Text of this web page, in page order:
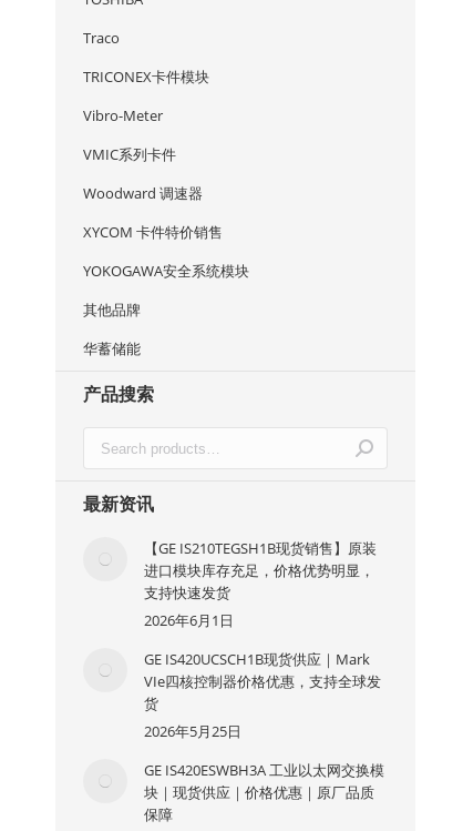
Traco
TRICONEX卡件模块
Vibro-Meter
VMIC系列卡件
Woodward 调速器
XYCOM 卡件特价销售
YOKOGAWA安全系统模块
其他品牌
华蓄储能
产品搜索
最新资讯
【GE IS210TEGSH1B现货销售】原装
进口模块库存充足，价格优势明显，
支持快速发货
2026年6月1日
GE IS420UCSCH1B现货供应｜Mark
VIe四核控制器价格优惠，支持全球发
货
2026年5月25日
GE IS420ESWBH3A 工业以太网交换模
块｜现货供应｜价格优惠｜原厂品质
保障